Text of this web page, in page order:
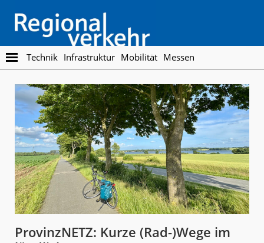
main
content
footer
Regionalverkehr
Die
Fachzeitschrift
den
Öffentlichen
Personennahverkehr
Technik Infrastruktur Mobilität Messen
ProvinzNETZ: Kurze (Rad-)Wege im